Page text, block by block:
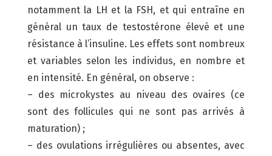
notamment la LH et la FSH, et qui entraîne en
général un taux de testostérone élevé et une
résistance à l’insuline. Les effets sont nombreux
et variables selon les individus, en nombre et
en intensité. En général, on observe :
– des microkystes au niveau des ovaires (ce
sont des follicules qui ne sont pas arrivés à
maturation) ;
– des ovulations irrégulières ou absentes, avec